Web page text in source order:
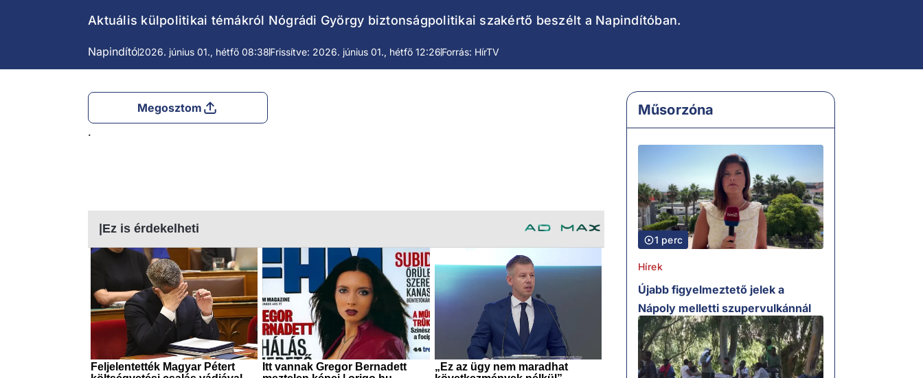
Aktuális külpolitikai témákról Nógrádi György biztonságpolitikai szakértő beszélt a Napindítóban.
Napindító2026. június 01., hétfő 08:38Frissítve: 2026. június 01., hétfő 12:26Forrás: HírTV
Megosztom
.
Műsorzóna
1 perc
Hírek
Újabb figyelmeztető jelek a
Nápoly melletti szupervulkánnál